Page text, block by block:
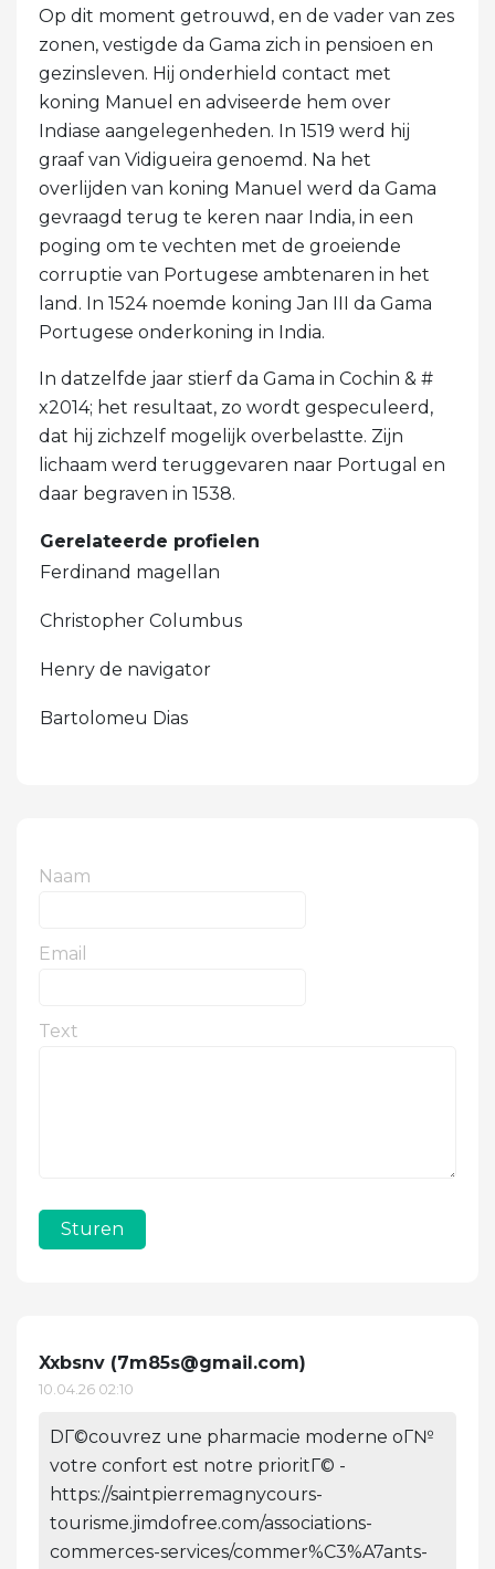
Op dit moment getrouwd, en de vader van zes
zonen, vestigde da Gama zich in pensioen en
gezinsleven. Hij onderhield contact met
koning Manuel en adviseerde hem over
Indiase aangelegenheden. In 1519 werd hij
graaf van Vidigueira genoemd. Na het
overlijden van koning Manuel werd da Gama
gevraagd terug te keren naar India, in een
poging om te vechten met de groeiende
corruptie van Portugese ambtenaren in het
land. In 1524 noemde koning Jan III da Gama
Portugese onderkoning in India.
In datzelfde jaar stierf da Gama in Cochin & #
x2014; het resultaat, zo wordt gespeculeerd,
dat hij zichzelf mogelijk overbelastte. Zijn
lichaam werd teruggevaren naar Portugal en
daar begraven in 1538.
Gerelateerde profielen
Ferdinand magellan
Christopher Columbus
Henry de navigator
Bartolomeu Dias
Naam
Email
Text
Sturen
Xxbsnv (7m85s@gmail.com)
10.04.26 02:10
DГ©couvrez une pharmacie moderne oГ№
votre confort est notre prioritГ© -
https://saintpierremagnycours-
tourisme.jimdofree.com/associations-
commerces-services/commer%C3%A7ants-